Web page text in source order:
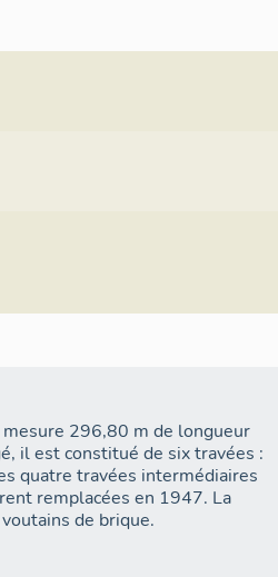
296,80 m de longueur
il est constitué de six travées :
quatre travées intermédiaires
remplacées en 1947. La
de brique.